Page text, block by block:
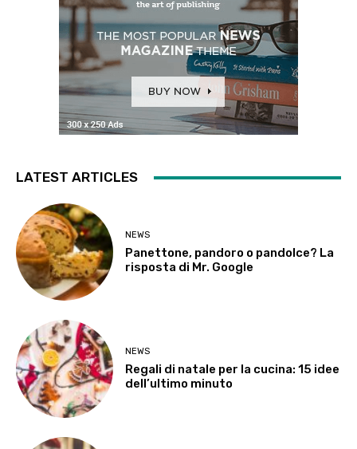
LATEST ARTICLES
NEWS
Panettone, pandoro o pandolce? La
risposta di Mr. Google
NEWS
Regali di natale per la cucina: 15 idee
dell’ultimo minuto